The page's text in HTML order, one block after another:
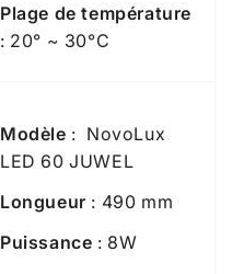
Plage de température
: 20° ~ 30°C
Modèle : NovoLux
LED 60 JUWEL
Longueur : 490 mm
Puissance : 8W